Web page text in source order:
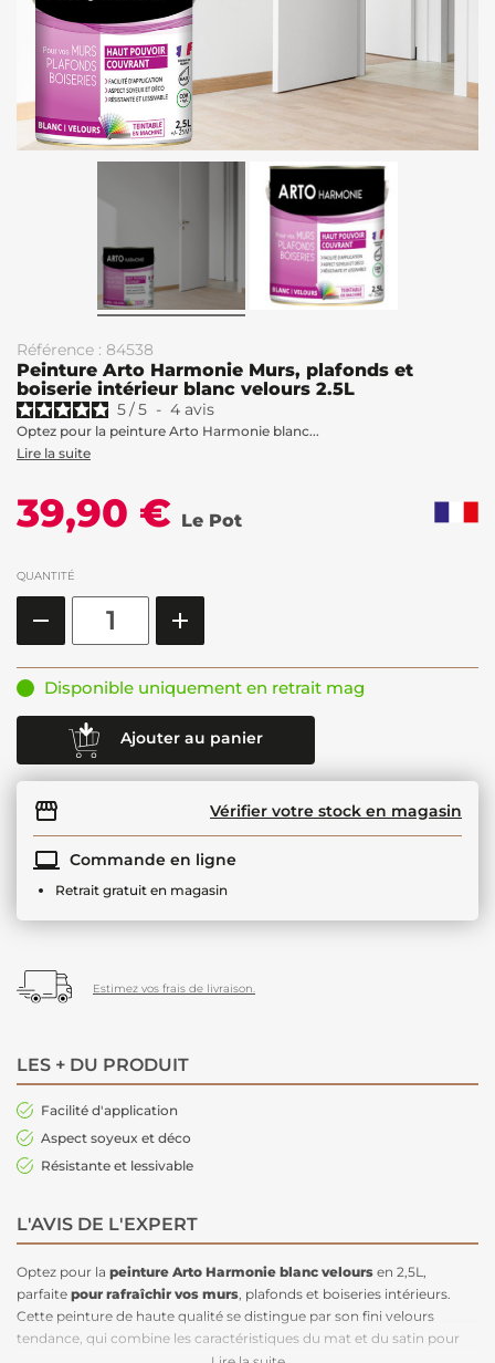
Référence : 84538
Peinture Arto Harmonie Murs, plafonds et
boiserie intérieur blanc velours 2.5L
5/5 - 4 avis
Optez pour la peinture Arto Harmonie blanc...
Lire la suite
39,90 € Le Pot
QUANTITÉ
Disponible uniquement en retrait mag
Ajouter au panier
Vérifier votre stock en magasin
Commande en ligne
Retrait gratuit en magasin
Estimez vos frais de livraison.
LES + DU PRODUIT
Facilité d'application
Aspect soyeux et déco
Résistante et lessivable
L'AVIS DE L'EXPERT
Optez pour la peinture Arto Harmonie blanc velours en 2,5L,
parfaite pour rafraîchir vos murs , plafonds et boiseries intérieurs.
Cette peinture de haute qualité se distingue par son fini velours
tendance, qui combine les caractéristiques du mat et du satin pour